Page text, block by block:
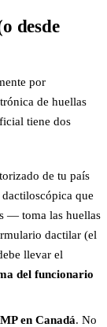
desde
por
de huellas
tiene dos
de tu país
que
— toma las huellas
dactilar (el
llevar el
del funcionario
en Canadá. No